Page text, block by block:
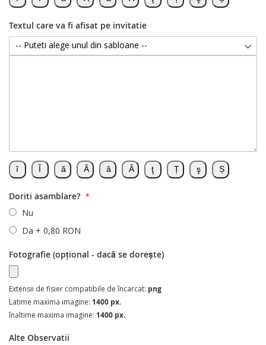
Textul care va fi afisat pe invitatie
Doriti asamblare?
Nu
Da + 0,80 RON
Fotografie (opțional - dacă se dorește)
Extensii de fisier compatibile de încarcat: png
Latime maxima imagine: 1400 px.
înaltime maxima imagine: 1400 px.
Alte Observatii